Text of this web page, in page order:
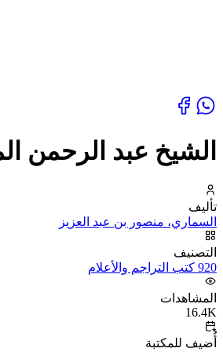
الشيخ عبد الرحمن
تأليف
السماري، منصور بن عبد العزيز
التصنيف
920 كتب التراجم والأعلام
المشاهدات
16.4K
أُضيف للمكتبة